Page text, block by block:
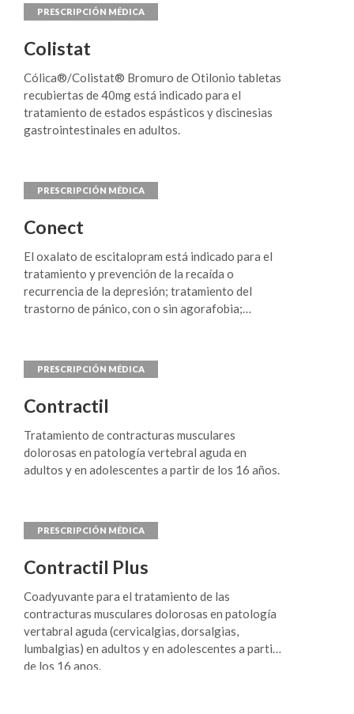
Colistat
Cólica®/Colistat® Bromuro de Otilonio tabletas
recubiertas de 40mg está indicado para el
tratamiento de estados espásticos y discinesias
gastrointestinales en adultos.
Conect
El oxalato de escitalopram está indicado para el
tratamiento y prevención de la recaída o
recurrencia de la depresión; tratamiento del
trastorno de pánico, con o sin agorafobia;
ansiedad social (fobia social); tratamiento del
trastorno obsesivo compulsivo (TOC).
Contractil
Tratamiento de contracturas musculares
dolorosas en patología vertebral aguda en
adultos y en adolescentes a partir de los 16 años.
Contractil Plus
Coadyuvante para el tratamiento de las
contracturas musculares dolorosas en patología
vertabral aguda (cervicalgias, dorsalgias,
lumbalgias) en adultos y en adolescentes a partir
de los 16 anos.